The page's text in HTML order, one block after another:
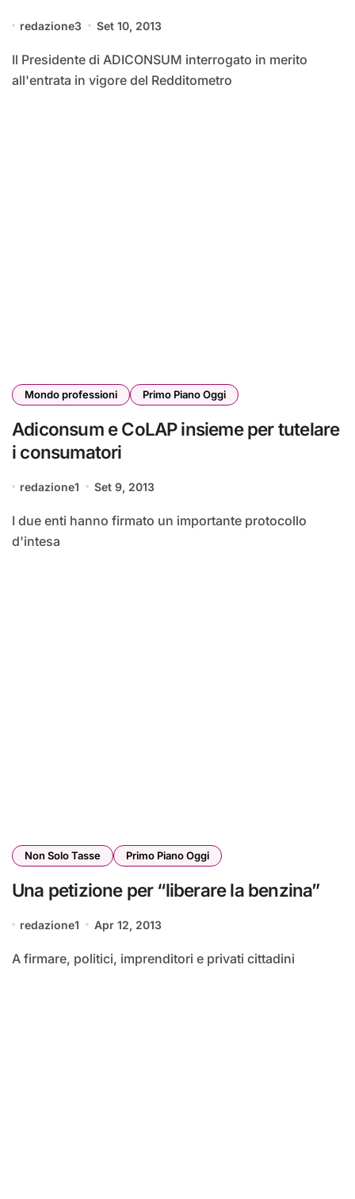
redazione3 Set 10, 2013
Il Presidente di ADICONSUM interrogato in merito
all'entrata in vigore del Redditometro
Mondo professioni Primo Piano Oggi
Adiconsum e CoLAP insieme per tutelare
i consumatori
redazione1 Set 9, 2013
I due enti hanno firmato un importante protocollo
d'intesa
Non Solo Tasse Primo Piano Oggi
Una petizione per “liberare la benzina”
redazione1 Apr 12, 2013
A firmare, politici, imprenditori e privati cittadini